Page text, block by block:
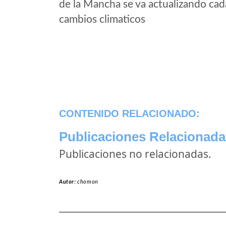
de la Mancha se va actualizando
cambios climaticos
CONTENIDO RELACIONADO:
Publicaciones
Publicaciones no relacionadas.
Autor:chomon